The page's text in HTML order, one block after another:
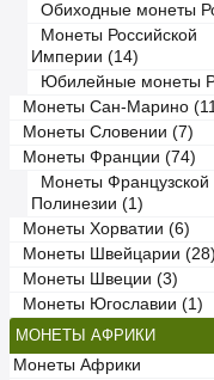
Обиходные монеты
Монеты Российской
Империи (14)
Юбилейные монеты
Монеты Сан-Марино
Монеты Словении (7)
Монеты Франции (74)
Монеты Французской
Полинезии (1)
Монеты Хорватии (6)
Монеты Швейцарии (28)
Монеты Швеции (3)
Монеты Югославии (1)
МОНЕТЫ АФРИКИ
Монеты Африки